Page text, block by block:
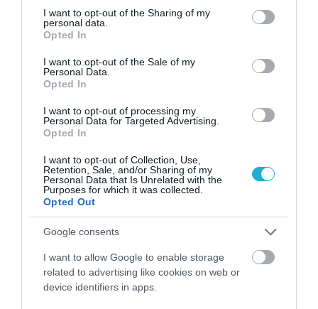
not limited to your visit or usage behaviour. You may click to
grant or deny consent to Google and its third-party tags to
use your data for below specified purposes in below Google
consent section.
I want to opt-out of the Sharing of my
personal data.
Opted In
I want to opt-out of the Sale of my
Personal Data.
Opted In
I want to opt-out of processing my
Personal Data for Targeted Advertising.
Opted In
I want to opt-out of Collection, Use,
Retention, Sale, and/or Sharing of my
Personal Data that Is Unrelated with the
Purposes for which it was collected.
Opted Out
Google consents
I want to allow Google to enable storage
related to advertising like cookies on web or
device identifiers in apps.